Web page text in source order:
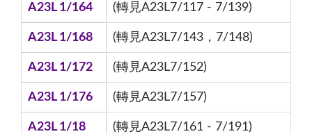
A23L 1/164 (轉見A23L7/117 - 7/139)
A23L 1/168 (轉見A23L7/143，7/148)
A23L 1/172 (轉見A23L7/152)
A23L 1/176 (轉見A23L7/157)
A23L 1/18 (轉見A23L7/161 - 7/191)